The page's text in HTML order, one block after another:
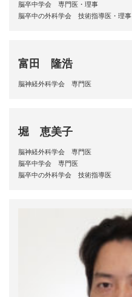
脳卒中学会 専門医・理事
脳卒中の外科学会 技術指導医・理事
富田 隆浩
脳神経外科学会 専門医
堀 恵美子
脳神経外科学会 専門医
脳卒中学会 専門医
脳卒中の外科学会 技術指導医